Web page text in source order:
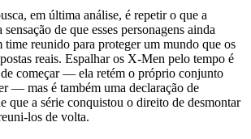
em última análise, é repetir o que a
de que esses personagens ainda
time reunido para proteger um mundo que os
reais. Espalhar os X-Men pelo tempo é
começar — ela retém o próprio conjunto
— mas é também uma declaração de
que a série conquistou o direito de desmontar
los de volta.